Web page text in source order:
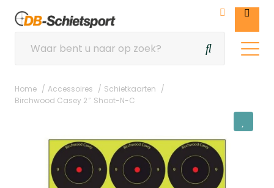
Home Accessoires
Schietkaarten
Birchwood Casey 2″ Shoot-N-C